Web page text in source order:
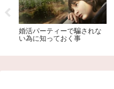
婚活パーティーで騙されな
い為に知っておく事